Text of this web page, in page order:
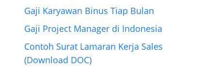
Gaji Karyawan Binus Tiap Bulan
Gaji Project Manager di Indonesia
Contoh Surat Lamaran Kerja Sales
(Download DOC)